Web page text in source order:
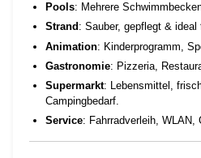
Pools: Mehrere
Strand : Sauber, gepflegt & ideal
Animation: Kinderprogramm,
Gastronomie: Pizzeria,
Supermarkt: Lebensmittel,
Campingbedarf.
Service: Fahrradverleih, WLAN,